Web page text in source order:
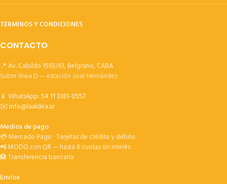
TERMINOS Y CONDICIONES
CONTACTO
📍 Av. Cabildo 1565/61, Belgrano, CABA
Subte línea D — estación José Hernández
📱 WhatsApp:54 11 3381-0557
✉️info@laaldea.ar
Medios de pago
💳 Mercado Pago · Tarjetas de crédito y débito
📲 MODO con QR — hasta 6 cuotas sin interés
🏦 Transferencia bancaria
Envíos